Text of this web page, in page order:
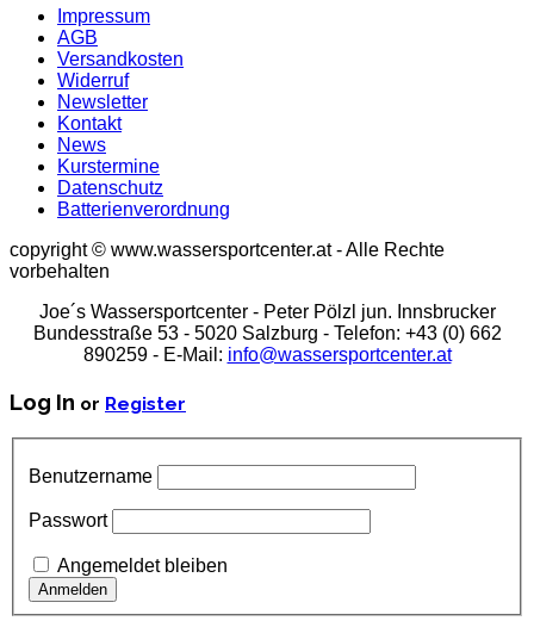
Impressum
AGB
Versandkosten
Widerruf
Newsletter
Kontakt
News
Kurstermine
Datenschutz
Batterienverordnung
copyright © www.wassersportcenter.at - Alle Rechte
vorbehalten
Joe´s Wassersportcenter - Peter Pölzl jun. Innsbrucker
Bundesstraße 53 - 5020 Salzburg - Telefon: +43 (0) 662
890259 - E-Mail: info@wassersportcenter.at
Log In or Register
Benutzername
Passwort
Angemeldet bleiben